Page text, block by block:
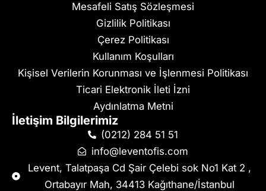
Mesafeli Satış Sözleşmesi
Gizlilik Politikası
Çerez Politikası
Kullanım Koşulları
Kişisel Verilerin Korunması ve İşlenmesi Politikası
Ticari Elektronik İleti İzni
Aydınlatma Metni
İletişim Bilgilerimiz
(0212) 284 51 51
info@leventofis.com
Levent, Talatpaşa Cd Şair Çelebi sok No1 Kat 2 ,
Ortabayır Mah, 34413 Kağıthane/İstanbul